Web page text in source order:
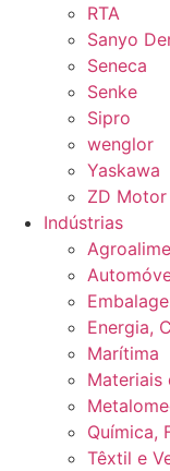
RTA
Sanyo
Seneca
Senke
Sipro
wenglor
Yaskawa
ZD Motor
Indústrias
Energia,
Marítima
Materiais
Química,
Têxtil e